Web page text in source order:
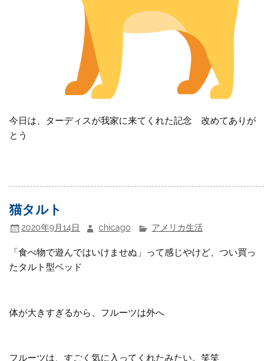
今日は、ターディスが我家に来てくれた記念 改めてありが
とう
猫タルト
2020年9月14日 chicago アメリカ生活
「食べ物で遊んではいけませぬ」って感じやけど、つい買っ
たタルト型ベッド
体が大きすぎるから、フルーツは外へ
フルーツは、すごく気に入ってくれたみたい。笑笑